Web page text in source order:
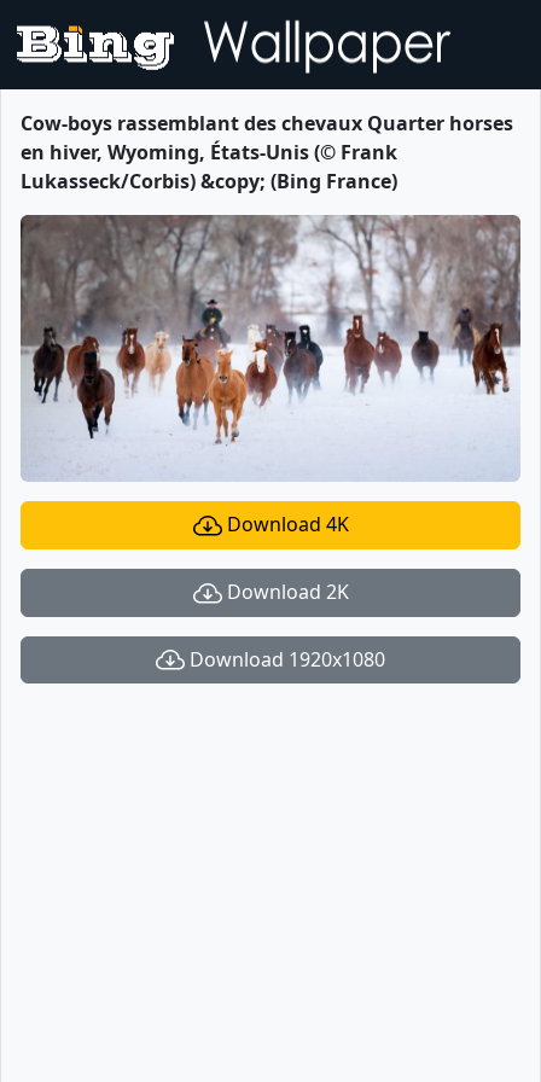
Cow-boys rassemblant des chevaux Quarter horses
en hiver, Wyoming, États-Unis (© Frank
Lukasseck/Corbis) &copy; (Bing France)
Download 4K
Download 2K
Download 1920x1080